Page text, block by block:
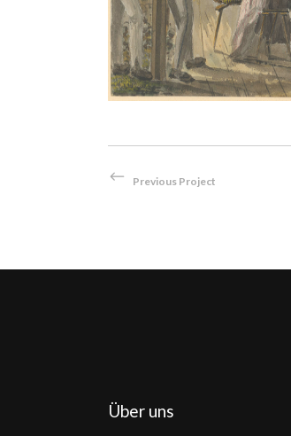
Previous Project
Über uns